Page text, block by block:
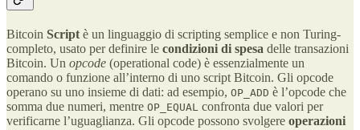
Bitcoin Script è un linguaggio di scripting semplice e non Turing-
completo, usato per definire le condizioni di spesa delle transazioni
Bitcoin. Un opcode (operational code) è essenzialmente un
comando o funzione all’interno di uno script Bitcoin​. Gli opcode
operano su uno insieme di dati: ad esempio, OP_ADD è l’opcode che
somma due numeri, mentre OP_EQUAL confronta due valori per
verificarne l’uguaglianza​. Gli opcode possono svolgere operazioni